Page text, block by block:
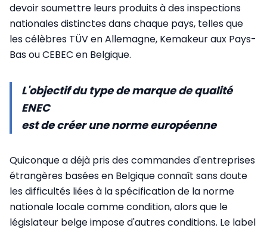
devoir soumettre leurs produits à des inspections
nationales distinctes dans chaque pays, telles que
les célèbres TÜV en Allemagne, Kemakeur aux Pays-
Bas ou CEBEC en Belgique.
L'objectif du type de marque de qualité
ENEC
est de créer une norme européenne
Quiconque a déjà pris des commandes d'entreprises
étrangères basées en Belgique connaît sans doute
les difficultés liées à la spécification de la norme
nationale locale comme condition, alors que le
législateur belge impose d'autres conditions. Le label